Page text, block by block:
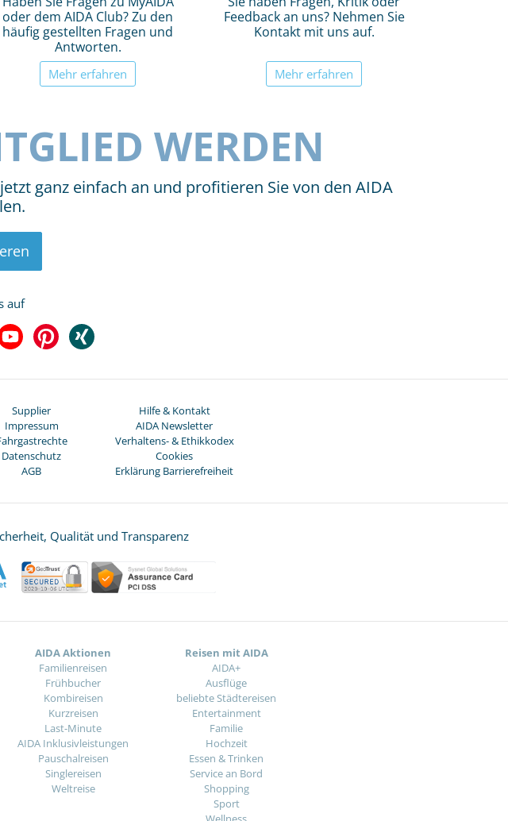
oder dem AIDA Club? Zu den
häufig gestellten Fragen und
Antworten.
Mehr erfahren
Feedback an uns? Nehmen Sie
Kontakt mit uns auf.
Mehr erfahren
WERDEN
ganz einfach an und profitieren Sie von den AIDA
auf
Supplier
Impressum
Datenschutz
AGB
Hilfe & Kontakt
AIDA Newsletter
Verhaltens- & Ethikkodex
Cookies
Erklärung Barrierefreiheit
Qualität und Transparenz
AIDA Aktionen
Familienreisen
Frühbucher
Kombireisen
Kurzreisen
Last-Minute
AIDA Inklusivleistungen
Pauschalreisen
Singlereisen
Weltreise
Reisen mit AIDA
AIDA+
Ausflüge
beliebte Städtereisen
Entertainment
Familie
Hochzeit
Essen & Trinken
Service an Bord
Shopping
Sport